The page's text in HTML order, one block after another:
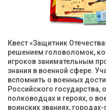
Квест «Защитник
решением головоломок,
игроков занимательным
знания в военной сфере.
вспомнить о военных
Российского государства,
полководцах и героях, о
воинских званиях,